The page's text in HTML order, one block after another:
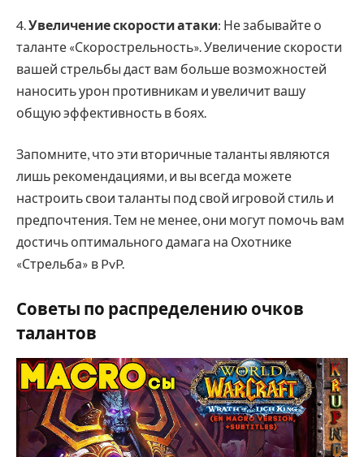
4. Увеличение скорости атаки: Не забывайте о
таланте «Скорострельность». Увеличение скорости
вашей стрельбы даст вам больше возможностей
наносить урон противникам и увеличит вашу
общую эффективность в боях.
Запомните, что эти вторичные таланты являются
лишь рекомендациями, и вы всегда можете
настроить свои таланты под свой игровой стиль и
предпочтения. Тем не менее, они могут помочь вам
достичь оптимального дамага на Охотнике
«Стрельба» в PvP.
Советы по распределению очков
талантов